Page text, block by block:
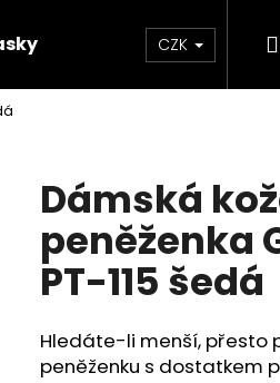
Doplňky
CZK
Dámská
peněženka
PT-115 šedá
Hledáte-li menší, přesto
peněženku s dostatkem